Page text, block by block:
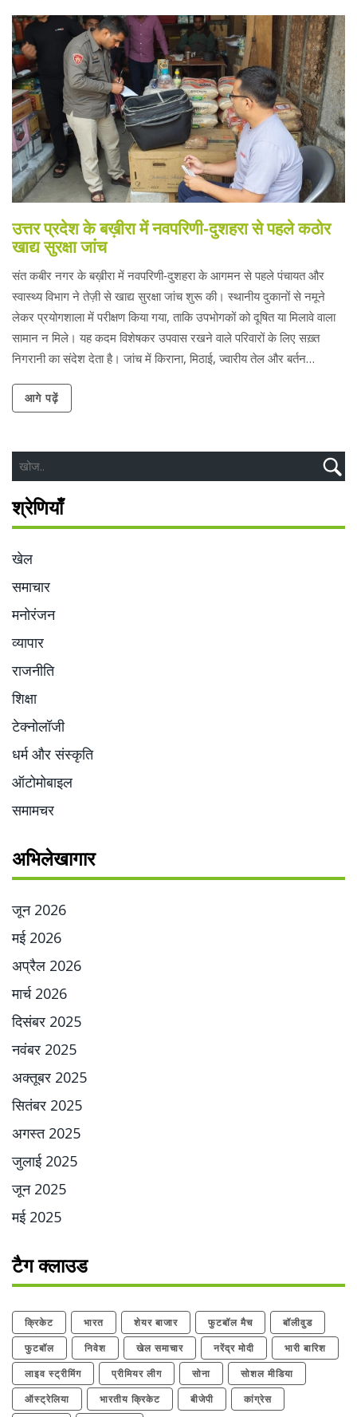
उत्तर प्रदेश के बख़ीरा में नवपरिणी‑दुशहरा से पहले कठोर
खाद्य सुरक्षा जांच
संत कबीर नगर के बख़ीरा में नवपरिणी‑दुशहरा के आगमन से पहले पंचायत और
स्वास्थ्य विभाग ने तेज़ी से खाद्य सुरक्षा जांच शुरू की। स्थानीय दुकानों से नमूने
लेकर प्रयोगशाला में परीक्षण किया गया, ताकि उपभोगकों को दूषित या मिलावे वाला
सामान न मिले। यह कदम विशेषकर उपवास रखने वाले परिवारों के लिए सख़्त
निगरानी का संदेश देता है। जांच में किराना, मिठाई, ज्वारीय तेल और बर्तन
सूचना अभियान भी चलाएंगे।
आगे पढ़ें
श्रेणियाँ
खेल
समाचार
मनोरंजन
व्यापार
राजनीति
शिक्षा
टेक्नोलॉजी
धर्म और संस्कृति
ऑटोमोबाइल
समामचर
अभिलेखागार
जून 2026
मई 2026
अप्रैल 2026
मार्च 2026
दिसंबर 2025
नवंबर 2025
अक्तूबर 2025
सितंबर 2025
अगस्त 2025
जुलाई 2025
जून 2025
मई 2025
टैग क्लाउड
क्रिकेट भारत शेयर बाजार फुटबॉल मैच
बॉलीवुड
फुटबॉल
निवेश खेल समाचार नरेंद्र मोदी
भारी बारिश
लाइव स्ट्रीमिंग
प्रीमियर लीग सोना
सोशल मीडिया
ऑस्ट्रेलिया
भारतीय क्रिकेट बीजेपी कांग्रेस